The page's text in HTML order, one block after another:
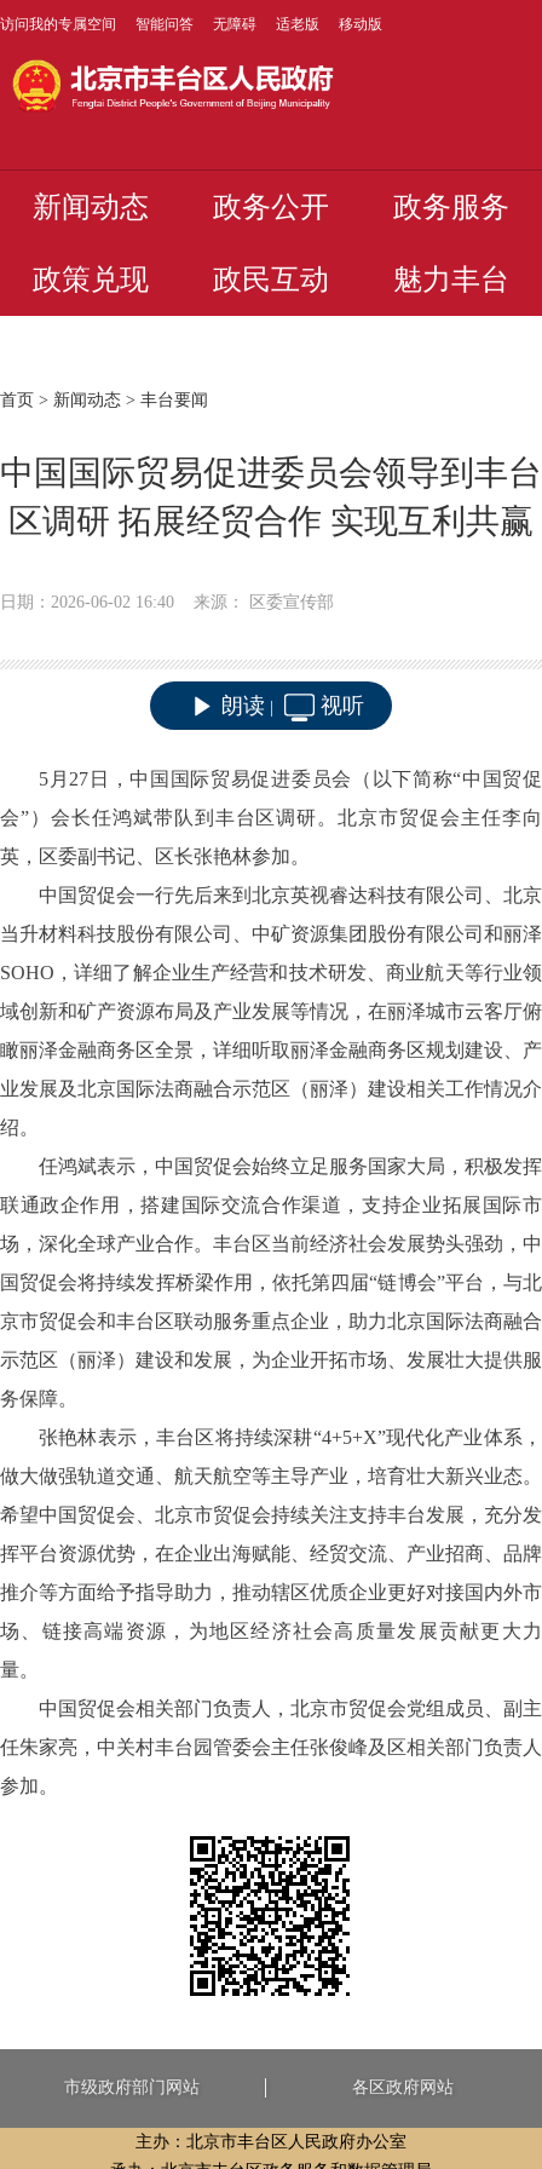
访问我的专属空间 智能问答 无障碍 适老版 移动版
新闻动态 政务公开 政务服务
政策兑现 政民互动 魅力丰台
首页 > 新闻动态 > 丰台要闻
中国国际贸易促进委员会领导到丰台
区调研 拓展经贸合作 实现互利共赢
日期：2026-06-02 16:40 来源： 区委宣传部
朗读 视听
5月27日，中国国际贸易促进委员会（以下简称“中国贸促
会”）会长任鸿斌带队到丰台区调研。北京市贸促会主任李向
英，区委副书记、区长张艳林参加。
中国贸促会一行先后来到北京英视睿达科技有限公司、北京
当升材料科技股份有限公司、中矿资源集团股份有限公司和丽泽
SOHO，详细了解企业生产经营和技术研发、商业航天等行业领
域创新和矿产资源布局及产业发展等情况，在丽泽城市云客厅俯
瞰丽泽金融商务区全景，详细听取丽泽金融商务区规划建设、产
业发展及北京国际法商融合示范区（丽泽）建设相关工作情况介
绍。
任鸿斌表示，中国贸促会始终立足服务国家大局，积极发挥
联通政企作用，搭建国际交流合作渠道，支持企业拓展国际市
场，深化全球产业合作。丰台区当前经济社会发展势头强劲，中
国贸促会将持续发挥桥梁作用，依托第四届“链博会”平台，与北
京市贸促会和丰台区联动服务重点企业，助力北京国际法商融合
示范区（丽泽）建设和发展，为企业开拓市场、发展壮大提供服
务保障。
张艳林表示，丰台区将持续深耕“4+5+X”现代化产业体系，
做大做强轨道交通、航天航空等主导产业，培育壮大新兴业态。
希望中国贸促会、北京市贸促会持续关注支持丰台发展，充分发
挥平台资源优势，在企业出海赋能、经贸交流、产业招商、品牌
推介等方面给予指导助力，推动辖区优质企业更好对接国内外市
场、链接高端资源，为地区经济社会高质量发展贡献更大力
量。
中国贸促会相关部门负责人，北京市贸促会党组成员、副主
任朱家亮，中关村丰台园管委会主任张俊峰及区相关部门负责人
参加。
市级政府部门网站 各区政府网站
主办：北京市丰台区人民政府办公室